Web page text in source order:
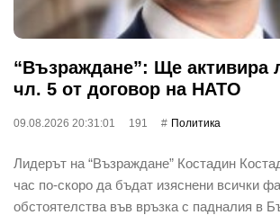
“Възраждане”: Ще активира
чл. 5 от договор на НАТО
09.08.2026 20:31:01 191 Политика
Лидерът на “Възраждане” Костадин
час по-скоро да бъдат изяснени всички
обстоятелства във връзка с падналия в